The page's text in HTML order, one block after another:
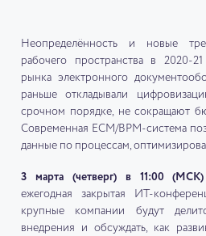
Неопределённость и новые
рабочего пространства в 2020-
рынка электронного
раньше откладывали
срочном порядке, не сокращают
Современная ECM/BPM-система
данные по процессам,
3 марта (четверг) в 11:00
ежегодная закрытая ИТ-
крупные компании будут
внедрения и обсуждать, как